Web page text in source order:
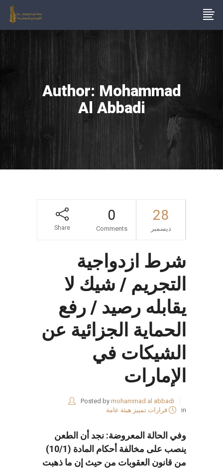
Author: Mohammad
Al Abbadi
28
ديسمبر
0
Comments
Share
شرط ازدواجية
التجريم / شيك لا
يقابله رصيد / رفع
الحماية الجزائية عن
الشيكات في
الإمارات
Posted by mohammad al abbadi
in
قرارات تمييز هيئة عامة
وفي الحالة المعروضة: نجد أن الطعن
ينصب على مخالفة أحكام المادة (10/1)
من قانون العقوبات من حيث إن ما ذهبت